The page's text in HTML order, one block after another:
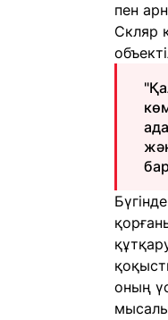
пен
Скляр
оның